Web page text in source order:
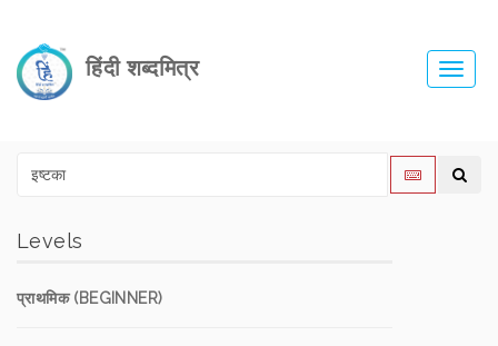
हिंदी शब्दमित्र
Levels
प्राथमिक (BEGINNER)